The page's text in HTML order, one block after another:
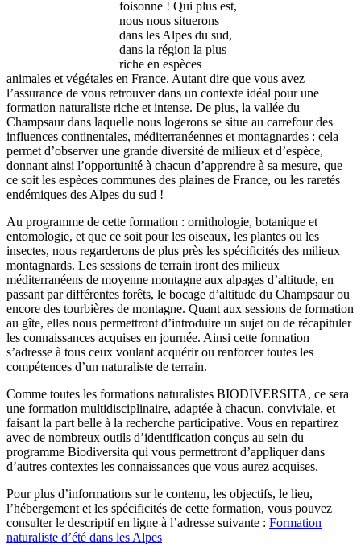
foisonne ! Qui plus est,
nous nous situerons
dans les Alpes du sud,
dans la région la plus
riche en espèces
animales et végétales en France. Autant dire que vous avez
l’assurance de vous retrouver dans un contexte idéal pour une
formation naturaliste riche et intense. De plus, la vallée du
Champsaur dans laquelle nous logerons se situe au carrefour des
influences continentales, méditerranéennes et montagnardes : cela
permet d’observer une grande diversité de milieux et d’espèce,
donnant ainsi l’opportunité à chacun d’apprendre à sa mesure, que
ce soit les espèces communes des plaines de France, ou les raretés
endémiques des Alpes du sud !
Au programme de cette formation : ornithologie, botanique et
entomologie, et que ce soit pour les oiseaux, les plantes ou les
insectes, nous regarderons de plus près les spécificités des milieux
montagnards. Les sessions de terrain iront des milieux
méditerranéens de moyenne montagne aux alpages d’altitude, en
passant par différentes forêts, le bocage d’altitude du Champsaur ou
encore des tourbières de montagne. Quant aux sessions de formation
au gîte, elles nous permettront d’introduire un sujet ou de récapituler
les connaissances acquises en journée. Ainsi cette formation
s’adresse à tous ceux voulant acquérir ou renforcer toutes les
compétences d’un naturaliste de terrain.
Comme toutes les formations naturalistes BIODIVERSITA, ce sera
une formation multidisciplinaire, adaptée à chacun, conviviale, et
faisant la part belle à la recherche participative. Vous en repartirez
avec de nombreux outils d’identification conçus au sein du
programme Biodiversita qui vous permettront d’appliquer dans
d’autres contextes les connaissances que vous aurez acquises.
Pour plus d’informations sur le contenu, les objectifs, le lieu,
l’hébergement et les spécificités de cette formation, vous pouvez
consulter le descriptif en ligne à l’adresse suivante : Formation
naturaliste d’été dans les Alpes